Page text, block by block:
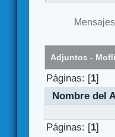
Mensajes
Adjuntos -
Páginas: [1]
Nombre del
Páginas: [1]